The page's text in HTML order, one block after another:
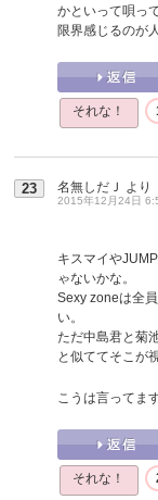
かといって唄っ
限界感じるのが
それな！
23 名無しだＪ より
2015年12月24日
キスマイや
ゃないかな。
Sexy zoneは全
い。
ただ中島君と菊
と似ててそこが
こうは言ってま
それな！